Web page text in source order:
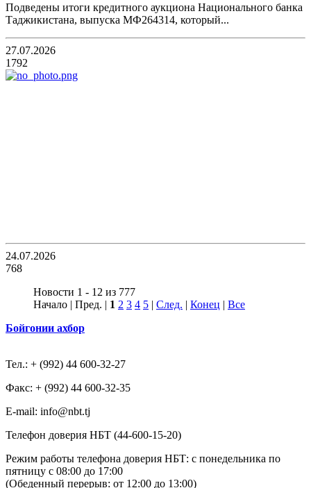
Подведены итоги кредитного аукциона Национального банка
Таджикистана, выпуска МФ264314, который...
27.07.2026
1792
24.07.2026
768
Новости 1 - 12 из 777
Начало | Пред. | 1 2 3 4 5 | След. | Конец | Все
Бойгонии ахбор
Тел.: + (992) 44 600-32-27
Факс: + (992) 44 600-32-35
Е-mail: info@nbt.tj
Телефон доверия НБТ (44-600-15-20)
Режим работы телефона доверия НБТ: с понедельника по
пятницу с 08:00 до 17:00
(Обеденный перерыв: от 12:00 до 13:00)